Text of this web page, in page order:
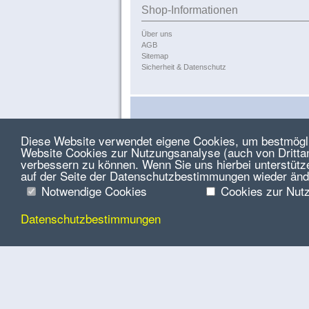
Diese Website verwendet eigene Cookies, um
Website Cookies zur Nutzungsanalyse (auch von
verbessern zu können. Wenn Sie uns hierbei
auf der Seite der Datenschutzbestimmungen wieder
Notwendige Cookies
Cookies zur
Datenschutzbestimmungen
Shop-Informationen
Über uns
AGB
Sitemap
Sicherheit & Datenschutz